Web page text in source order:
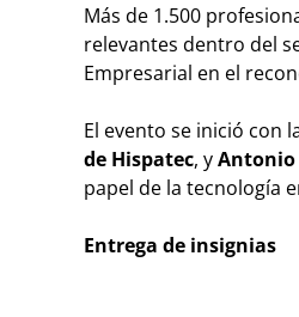
Más de 1.500
relevantes dentro del
Empresarial en el
El evento se inició con
de Hispatec, yAntonio
papel de la tecnología
Entrega de insignias